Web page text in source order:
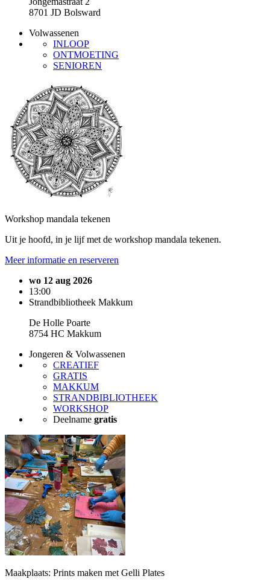
8701 JD Bolsward
Volwassenen
INLOOP
ONTMOETING
SENIOREN
Workshop mandala tekenen
Uit je hoofd, in je lijf met de workshop mandala tekenen.
Meer informatie en reserveren
wo 12 aug 2026
13:00
Strandbibliotheek Makkum
De Holle Poarte
8754 HC Makkum
Jongeren & Volwassenen
CREATIEF
GRATIS
MAKKUM
STRANDBIBLIOTHEEK
WORKSHOP
Deelname gratis
Maakplaats: Prints maken met Gelli Plates